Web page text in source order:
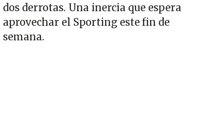
dos derrotas. Una inercia que espera
aprovechar el Sporting este fin de
semana.